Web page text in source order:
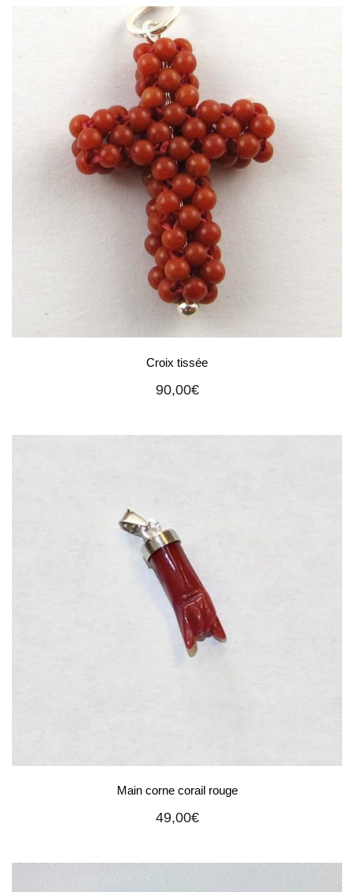
Croix tissée
90,00€
Main corne corail rouge
49,00€